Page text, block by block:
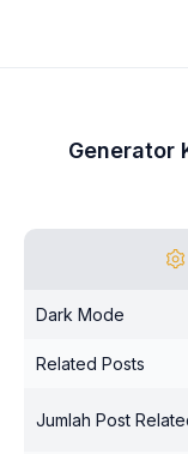
Generator
Dark Mode
Related Posts
Jumlah Post